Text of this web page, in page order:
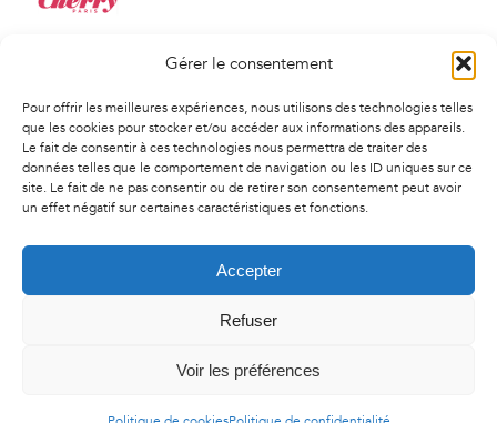
Gérer le consentement
Pour offrir les meilleures expériences, nous utilisons des technologies telles
que les cookies pour stocker et/ou accéder aux informations des appareils.
Le fait de consentir à ces technologies nous permettra de traiter des
données telles que le comportement de navigation ou les ID uniques sur ce
site. Le fait de ne pas consentir ou de retirer son consentement peut avoir
un effet négatif sur certaines caractéristiques et fonctions.
Accepter
Refuser
Voir les préférences
34 Rue de Saint-Pétersbourg
75008, Paris
01 41 02 01 94
contact@agencecherry.com
Lundi au vendredi
9h30-18h00
2026 | Agence Cherry - Tous droit réservés -